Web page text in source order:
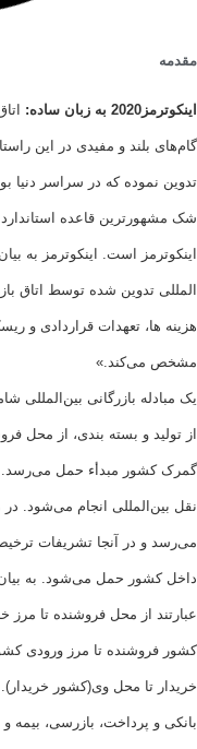
اتاق
و مفیدی در این راستا
که در سراسر دنیا بوسیله
قاعده استاندارد
است. اینکوترمز به بیان
شده توسط اتاق
تعهدات قراردادی و ریسک‌های
بازرگانی بین‌المللی شامل
و بسته بندی، از محل
مبدأء حمل می‌رسد. بعد بر
انجام می‌شود. در مرحله
آنجا تشریفات ترخیص
حمل می‌شود. به بیان دیگر
از محل فروشنده تا مرز
تا مرز ورودی کشور
محل وی(کشور خریدار). مراحل
پرداخت، بازرسی، بیمه و عقد